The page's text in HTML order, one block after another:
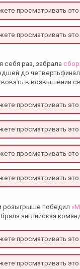
просматривать
просматривать
себя раз, забрала
до
в возвышении
просматривать
просматривать
просматривать
просматривать
розыгрыше победил
английская
просматривать
просматривать